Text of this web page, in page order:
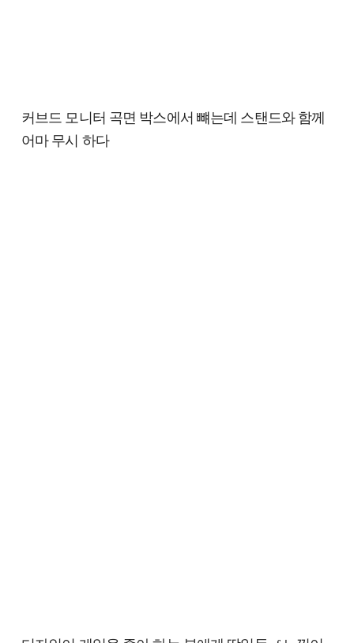
커브드 모니터 곡면 박스에서 뺴는데 스탠드와 함께
어마 무시 하다